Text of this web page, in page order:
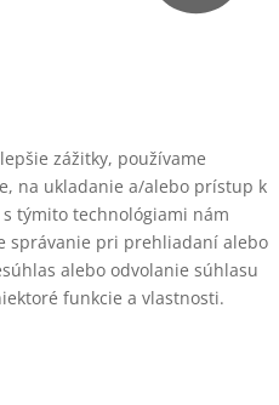
zážitky, používame
na ukladanie a/alebo prístup k
týmito technológiami nám
správanie pri prehliadaní alebo
alebo odvolanie súhlasu
funkcie a vlastnosti.